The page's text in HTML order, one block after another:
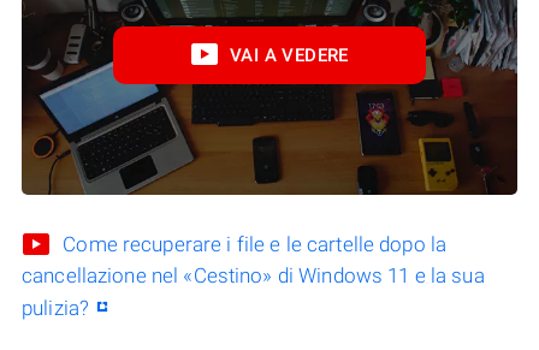
VAI A VEDERE
Come recuperare i file e le cartelle dopo la
cancellazione nel «Cestino» di Windows 11 e la sua
pulizia?